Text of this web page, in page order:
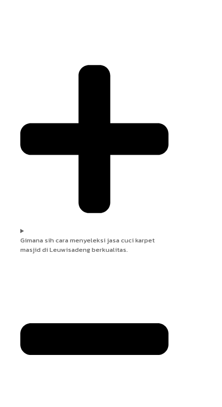
Gimana sih cara menyeleksi jasa cuci karpet
masjid di Leuwisadeng berkualitas.